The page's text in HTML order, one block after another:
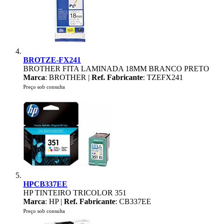
BROTZE-FX241
BROTHER FITA LAMINADA 18MM BRANCO PRETO
Marca: BROTHER | Ref. Fabricante: TZEFX241
Preço sob consulta
HPCB337EE
HP TINTEIRO TRICOLOR 351
Marca: HP | Ref. Fabricante: CB337EE
Preço sob consulta